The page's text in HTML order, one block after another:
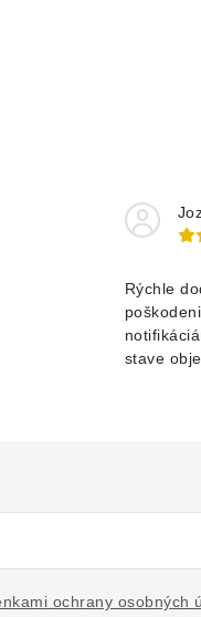
Rýchle
stave
ochrany osobných